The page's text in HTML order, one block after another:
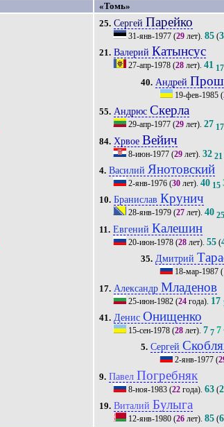
«Томь»
25. Сергей Парейко
31-янв-1977 (29 лет).85 (
21. ВалерийКатынсус
27-апр-1978 (28 лет).41 17
40. Андрей
19-фев-1985(
55. АндрюсСкерла
29-апр-1977 (29 лет).27 17
84. Хрвое Вейич
8-июн-1977 (29 лет).32 21
4. Василий Янотовский
2-янв-1976 (30 лет).40 15
10. БраниславКрунич
28-янв-1979 (27 лет).40 25
11. Евгений Калешин
20-июн-1978 (28 лет).55 (
35. Дмитрий
18-мар-1987(
17. Александр Младенов
25-июн-1982 (24 года). 17
41. ДенисОнищенко
15-сен-1978 (28 лет).7 7 7
5. Сергей
2-янв-1977(
9. Павел Погребняк
8-ноя-1983 (22 года).63 (
19. Виталий Булыга
12-янв-1980 (26 лет).85 (6